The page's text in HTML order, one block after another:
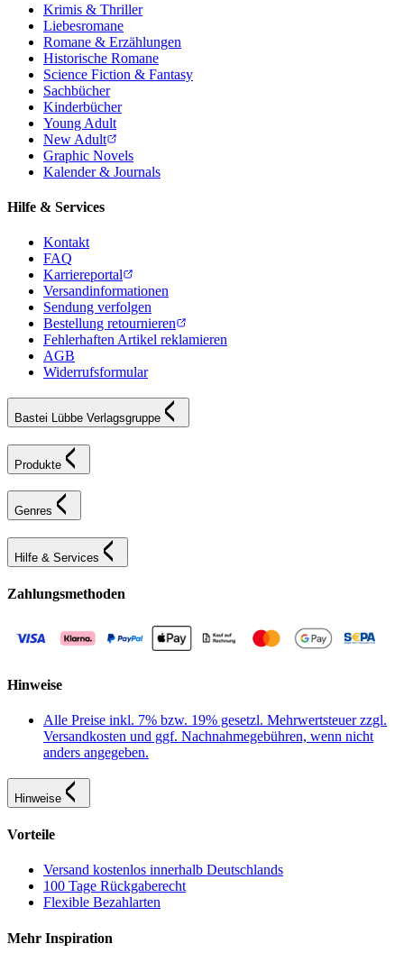
Krimis & Thriller
Liebesromane
Romane & Erzählungen
Historische Romane
Science Fiction & Fantasy
Sachbücher
Kinderbücher
Young Adult
New Adult
Graphic Novels
Kalender & Journals
Hilfe & Services
Kontakt
FAQ
Karriereportal
Versandinformationen
Sendung verfolgen
Bestellung retournieren
Fehlerhaften Artikel reklamieren
AGB
Widerrufsformular
Bastei Lübbe Verlagsgruppe
Produkte
Genres
Hilfe & Services
Zahlungsmethoden
Hinweise
Alle Preise inkl. 7% bzw. 19% gesetzl. Mehrwertsteuer zzgl.
Versandkosten und ggf. Nachnahmegebühren, wenn nicht
anders angegeben.
Hinweise
Vorteile
Versand kostenlos innerhalb Deutschlands
100 Tage Rückgaberecht
Flexible Bezahlarten
Mehr Inspiration